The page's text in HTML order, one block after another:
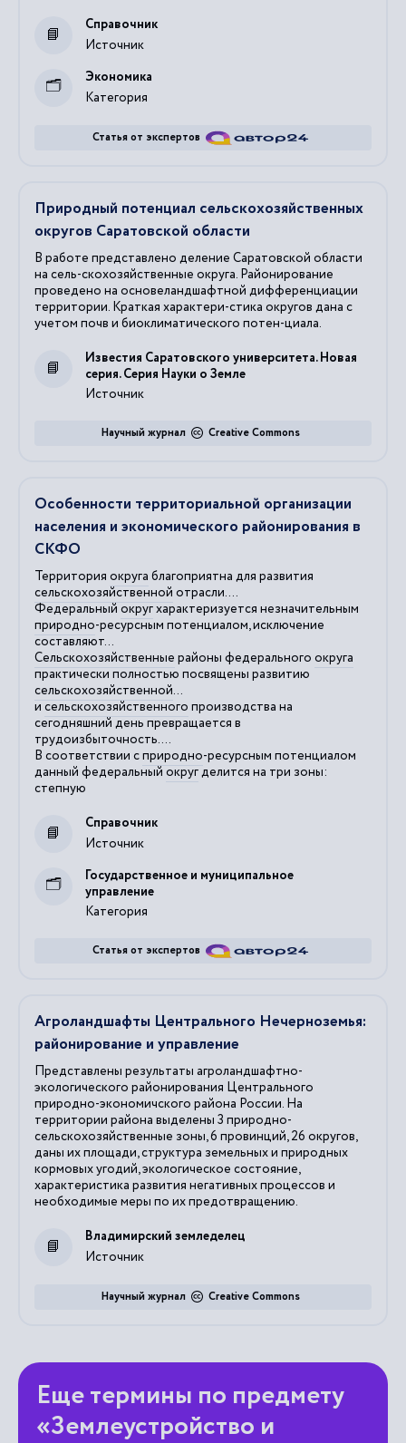
Источник
Справочник
Категория
Экономика
Статья от экспертов
Природный потенциал сельскохозяйственных
округов Саратовской области
В работе представлено деление Саратовской области
на сель-скохозяйственные округа. Районирование
проведено на основеландшафтной дифференциации
территории. Краткая характери-стика округов дана с
учетом почв и биоклиматического потен-циала.
Источник
Известия Саратовского университета. Новая
серия. Серия Науки о Земле
Creative Commons
Научный журнал
Особенности территориальной организации
населения и экономического районирования в
СКФО
Территория округа благоприятна для развития
сельскохозяйственной отрасли....
Федеральныйокругхарактеризуется незначительным
природно-ресурсным потенциалом, исключение
составляют...
Сельскохозяйственные районы федерального округа
практически полностью посвящены развитию
сельскохозяйственной...
исельскохозяйственного производства на
сегодняшний день превращается в
трудоизбыточность....
В соответствии сприродно-ресурсным потенциалом
данный федеральныйокругделится на три зоны:
степную
Источник
Справочник
Категория
Государственное и муниципальное
управление
Статья от экспертов
Агроландшафты Центрального Нечерноземья:
районирование и управление
Представлены результаты агроландшафтно-
экологического районирования Центрального
природно-экономичского района России. На
территории района выделены 3 природно-
сельскохозяйственные зоны, 6 провинций, 26 округов,
даны их площади, структура земельных и природных
кормовых угодий, экологическое состояние,
характеристика развития негативных процессов и
необходимые меры по их предотвращению.
Источник
Владимирский земледелец
Creative Commons
Научный журнал
Еще термины по предмету
«Землеустройство и